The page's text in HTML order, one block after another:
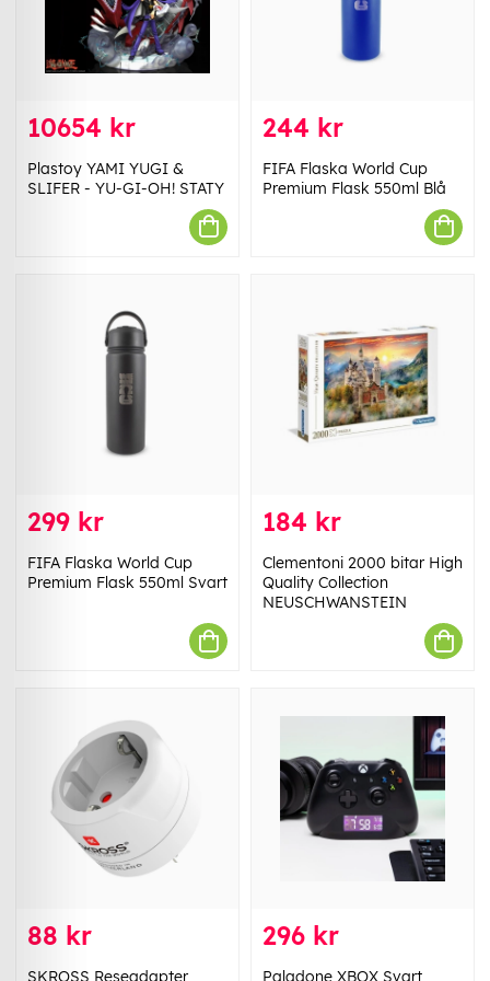
10654 kr
Plastoy YAMI YUGI &
SLIFER - YU-GI-OH! STATY
244 kr
FIFA Flaska World Cup
Premium Flask 550ml Blå
299 kr
FIFA Flaska World Cup
Premium Flask 550ml Svart
184 kr
Clementoni 2000 bitar High
Quality Collection
NEUSCHWANSTEIN
88 kr
SKROSS Reseadapter
296 kr
Paladone XBOX Svart